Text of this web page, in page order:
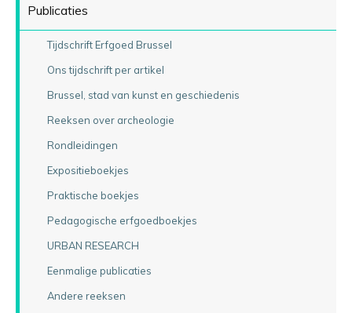
Publicaties
Tijdschrift Erfgoed Brussel
Ons tijdschrift per artikel
Brussel, stad van kunst en geschiedenis
Reeksen over archeologie
Rondleidingen
Expositieboekjes
Praktische boekjes
Pedagogische erfgoedboekjes
URBAN RESEARCH
Eenmalige publicaties
Andere reeksen